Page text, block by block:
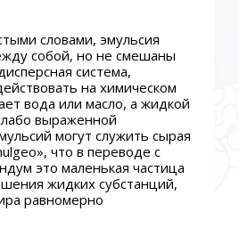
словами, эмульсия
собой, но не смешаны
система,
на химическом
вода или масло, а жидкой
выраженной
могут служить сырая
что в переводе с
это маленькая частица
жидких субстанций,
равномерно